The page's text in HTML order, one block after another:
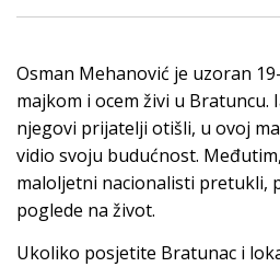
Osman Mehanović je uzoran
majkom i ocem živi u Bratuncu.
njegovi prijatelji otišli, u ovoj
vidio svoju budućnost.
maloljetni nacionalisti pretukli,
poglede na život.
Ukoliko posjetite Bratunac i